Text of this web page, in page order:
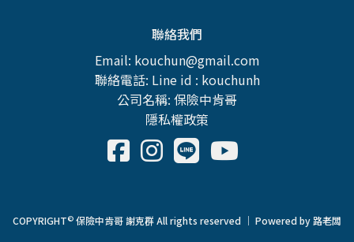
聯絡我們
Email: kouchun@gmail.com
聯絡電話: Line id : kouchunh
公司名稱: 保險中肯哥
隱私權政策
COPYRIGHT© 保險中肯哥 謝克群 All rights reserved ｜ Powered by路老闆